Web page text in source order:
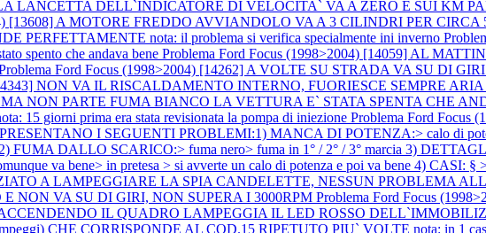
LANCETTA DELL`INDICATORE DI VELOCITA` VA A ZERO E SUI KM
[13608] A MOTORE FREDDO AVVIANDOLO VA A 3 CILINDRI PER
nota: il problema si verifica specialmente ini inverno
spento che andava bene Problema Ford Focus (1998>2004) [14059] AL
Ford Focus (1998>2004) [14262] A VOLTE SU STRADA VA SU DI
NON VA IL RISCALDAMENTO INTERNO, FUORIESCE SEMPRE
NON PARTE FUMA BIANCO LA VETTURA E` STATA SPENTA CHE
15 giorni prima era stata revisionata la pompa di iniezione Problema Ford Focus
I SEGUENTI PROBLEMI:1) MANCA DI POTENZA:> calo di
FUMA DALLO SCARICO:> fuma nero> fuma in 1° / 2° / 3° marcia 3)
va bene> in pretesa > si avverte un calo di potenza e poi va bene 4) CASI: §
A LAMPEGGIARE LA SPIA CANDELETTE, NESSUN PROBLEMA
NON VA SU DI GIRI, NON SUPERA I 3000RPM Problema Ford Focus
IL QUADRO LAMPEGGIA IL LED ROSSO
CHE CORRISPONDE AL COD.15 RIPETUTO PIU` VOLTE nota: in 1